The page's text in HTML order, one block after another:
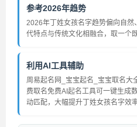
参考2026年趋势
2026年丁姓女孩名字趋势偏向自
代特点与传统文化相融合，取一个
利用AI工具辅助
周易起名网_宝宝起名_宝宝取名大
费取名免费AI起名工具可一键生成
动匹配，大幅提升丁姓女孩名字效